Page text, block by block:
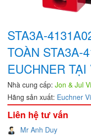
STA3A-
TOÀN STA3A-
EUCHNER
Nhà cung cấp: Jon & Jul
Hãng sản xuất: Euchner
Liên hệ tư vấn
Mr Anh Duy